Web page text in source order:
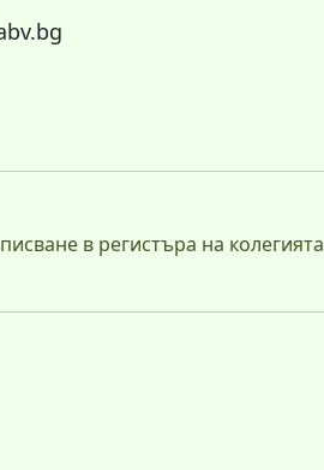
в регистъра на колегията